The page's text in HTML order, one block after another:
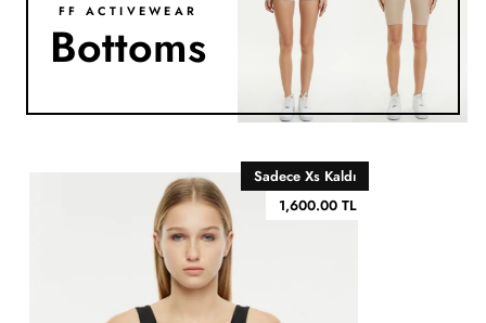
FF ACTIVEWEAR
Bottoms
Sadece Xs Kaldı
1,600.00 TL